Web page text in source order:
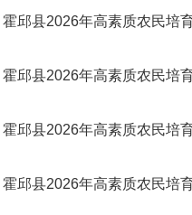
霍邱县2026年高素质农民培
霍邱县2026年高素质农民培
霍邱县2026年高素质农民培
霍邱县2026年高素质农民培